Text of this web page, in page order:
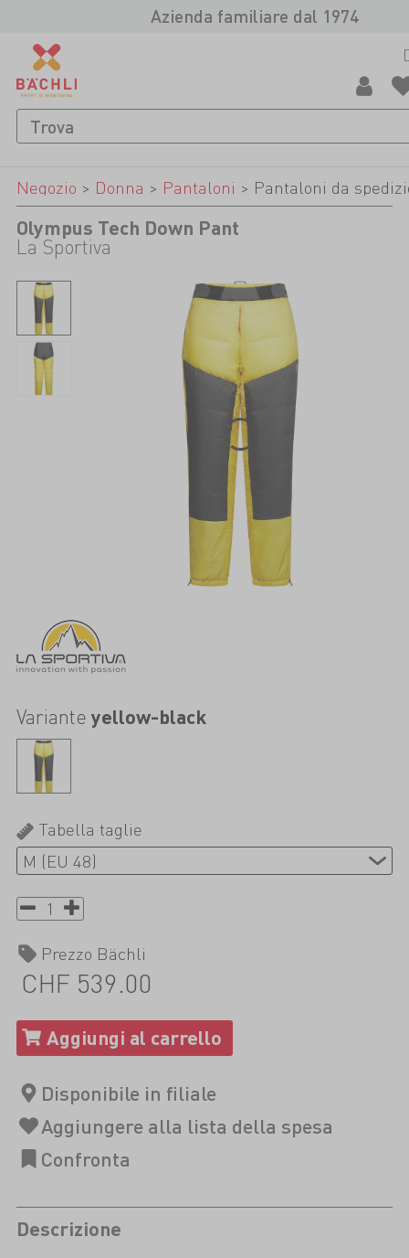
Azienda familiare dal 1974
Negozio > Donna > Pantaloni > Pantaloni da
Olympus Tech Down Pant
La Sportiva
Variante yellow-black
Tabella taglie
Prezzo Bächli
CHF 539.00
Descrizione